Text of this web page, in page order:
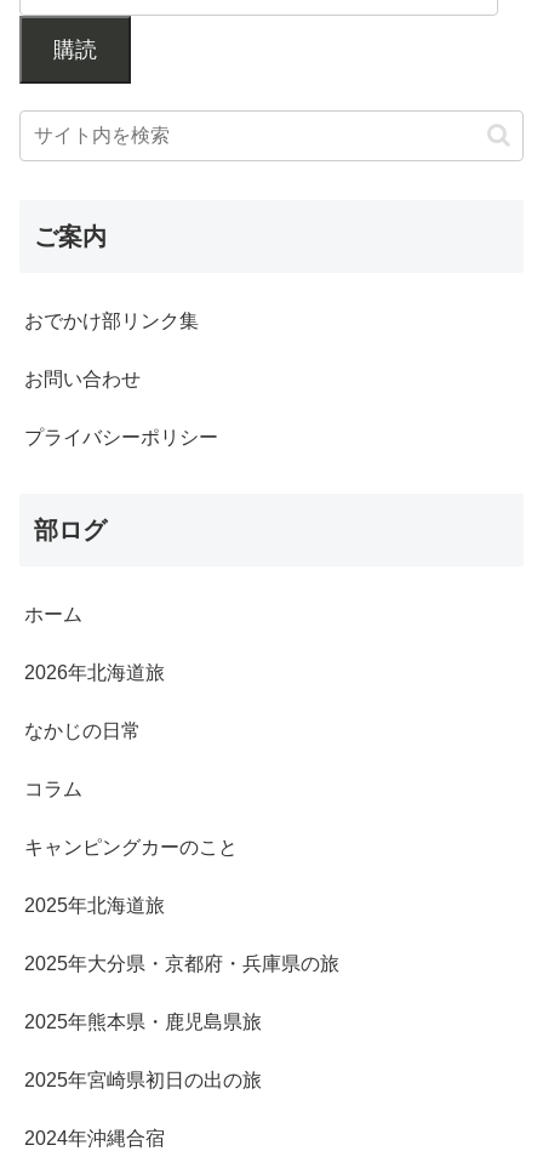
購読
ご案内
おでかけ部リンク集
お問い合わせ
プライバシーポリシー
部ログ
ホーム
2026年北海道旅
なかじの日常
コラム
キャンピングカーのこと
2025年北海道旅
2025年大分県・京都府・兵庫県の旅
2025年熊本県・鹿児島県旅
2025年宮崎県初日の出の旅
2024年沖縄合宿